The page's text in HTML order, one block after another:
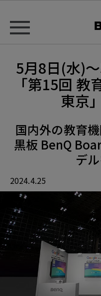
5月8日(水)
「第15回 教
東京
国内外の教育
黒板 BenQ
デ
2024.4.25